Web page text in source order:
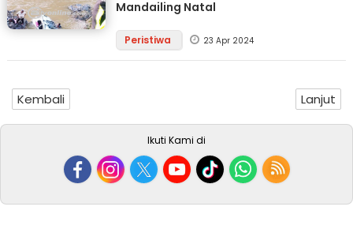
Mandailing Natal
Peristiwa 23 Apr 2024
Kembali Lanjut
Ikuti Kami di